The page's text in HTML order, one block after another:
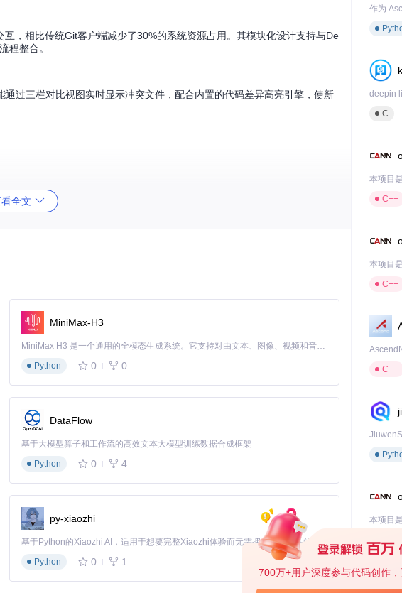
700万+用户深度参与代码创作
，相比传统Git客户端减少了30%的系统资源占用。其模块化设计支持与De
程整合。
过三栏对比视图实时显示冲突文件，配合内置的代码差异高亮引擎，使新
Git Flow、GitHub Flow等主流工作模式，并针对OpenHarmony特有的分布
全文
MiniMax-H3
MiniMax H3 是一个通用的全模态生成系统。它支持对由文本、图像、视频和音频组成的多模态上下文进行统一理解，并能生成分辨率高达 2K、时长可达 15 秒的带原生立体声音频的视频。得益于面向任务泛化的系统设计，H3 在预训练阶段就已具备广泛的多模态上下文理解与生成能力，能够出色地执行复杂的多模态指令。
Python
0 0
DataFlow
基于大模型算子和工作流的高效文本大模型训练数据合成框架
Python
0 4
py-xiaozhi
基于Python的Xiaozhi AI，适用于想要完整Xiaozhi体验而无需拥有专用硬件的用户。
Python
0 1
deepin
C
C++
C++
C++
C++